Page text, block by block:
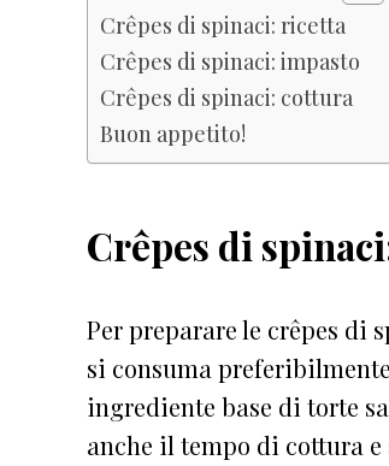
Crêpes di spinaci: ricetta
Crêpes di spinaci: impasto
Crêpes di spinaci: cottura
Buon appetito!
Crêpes di
Per preparare le crêpes di
si consuma
ingrediente base di torte
anche il tempo di cottura e